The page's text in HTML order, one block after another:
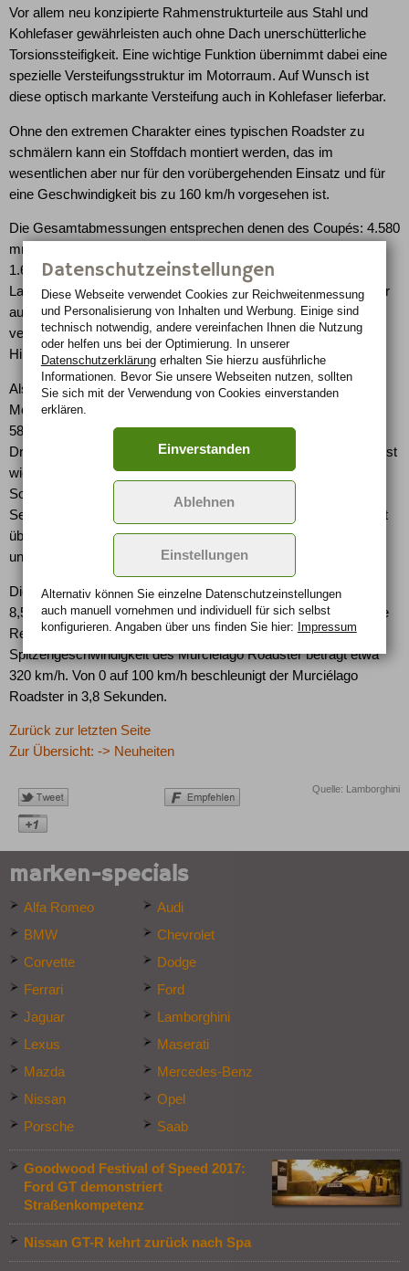
Vor allem neu konzipierte Rahmenstrukturteile aus Stahl und
Kohlefaser gewährleisten auch ohne Dach unerschütterliche
Torsionssteifigkeit. Eine wichtige Funktion übernimmt dabei eine
spezielle Versteifungsstruktur im Motorraum. Auf Wunsch ist
diese optisch markante Versteifung auch in Kohlefaser lieferbar.
Ohne den extremen Charakter eines typischen Roadster zu
schmälern kann ein Stoffdach montiert werden, das im
wesentlichen aber nur für den vorübergehenden Einsatz und für
eine Geschwindigkeit bis zu 160 km/h vorgesehen ist.
Die Gesamtabmessungen entsprechen denen des Coupés: 4.580
mm Länge, 2.045 Breite, Achsabstand 2.665 mm, Spur vorne
1.635 und hinten 1.695 mm. Es ändert sich nur die Höhe: der
Lamborghini Murciélago Roadster sitzt nochmals 70 mm flacher
auf die Straße als das Coupé. Das Leergewicht von 1.650 kg
verteilt sich zu 42% auf die Vorderachse und zu 58% auf der
Hinterachse.
Als Triebwerk kommt der bekannte Lamborghini 12-Zylinder-V-
Motor im 60-Grad-Winkel mit 6.192 cm und einer Leistung von
580 PS (426 kW) bei 7.500/min zum Einsatz. Sein maximales
Drehmoment von 650 Nm liegt bei 5.400/min an. Das Getriebe ist
wie beim Coupé ein Sechsgang-Schaltgetriebe. Als
Sonderausstattung ist auch das automatisierte
Sechsganggetriebe e.gear verfügbar. Auch der Roadster verfügt
über den Lamborghini-Allradantrieb mit zentraler Viskokupplung
und selbstsperrendem Differential vorne und hinten.
Die Felgen aus einer speziellen Aluminium-Legierung messen
8,5" vorn und 13" hinten. Für ultimative Bodenhaftung sorgen die
Reifenformate 245/35ZR 18 vorn und 335/30ZR 18 hinten. Die
Spitzengeschwindigkeit des Murciélago Roadster beträgt etwa
320 km/h. Von 0 auf 100 km/h beschleunigt der Murciélago
Roadster in 3,8 Sekunden.
Zurück zur letzten Seite
Zur Übersicht: -> Neuheiten
Quelle: Lamborghini
marken-specials
Alfa Romeo
Audi
BMW
Chevrolet
Corvette
Dodge
Ferrari
Ford
Jaguar
Lamborghini
Lexus
Maserati
Mazda
Mercedes-Benz
Nissan
Opel
Porsche
Saab
Goodwood Festival of Speed 2017:
Ford GT demonstriert
Straßenkompetenz
Nissan GT-R kehrt zurück nach Spa
Datenschutzeinstellungen
Diese Webseite verwendet Cookies zur Reichweiten­messung
und Personalisierung von Inhalten und Werbung. Einige sind
technisch notwendig, andere vereinfachen Ihnen die Nutzung
oder helfen uns bei der Optimierung. In unserer
Datenschutzerklärungerhalten Sie hierzu ausführliche
Informationen. Bevor Sie unsere Webseiten nutzen, sollten
Sie sich mit der Verwendung von Cookies einverstanden
erklären.
Einverstanden
Ablehnen
Einstellungen
Alternativ können Sie einzelne Datenschutz­ein­stellungen
auch manuell vor­nehmen und indivi­duell für sich selbst
konfigurieren. Angaben über uns finden Sie hier: Impressum